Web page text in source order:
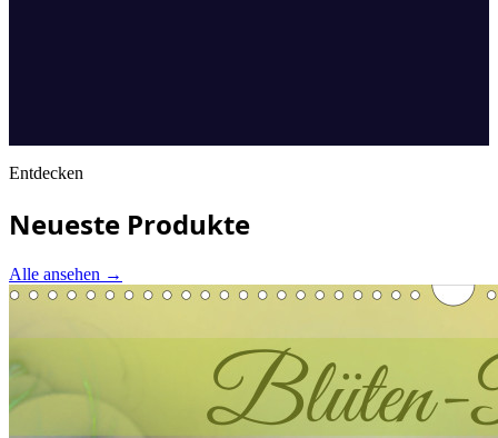
Entdecken
Neueste Produkte
Alle ansehen →